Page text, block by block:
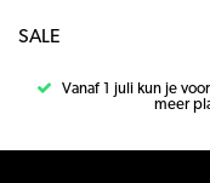
SALE
Vanaf 1 juli kun je
meer